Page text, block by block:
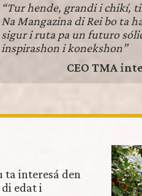
“Tur hende, grandi i chikí,
Na Mangazina di Rei bo ta
sigur i ruta pa un futuro
inspirashon i konekshon”
CEO TMA
ta interesá den
edat i